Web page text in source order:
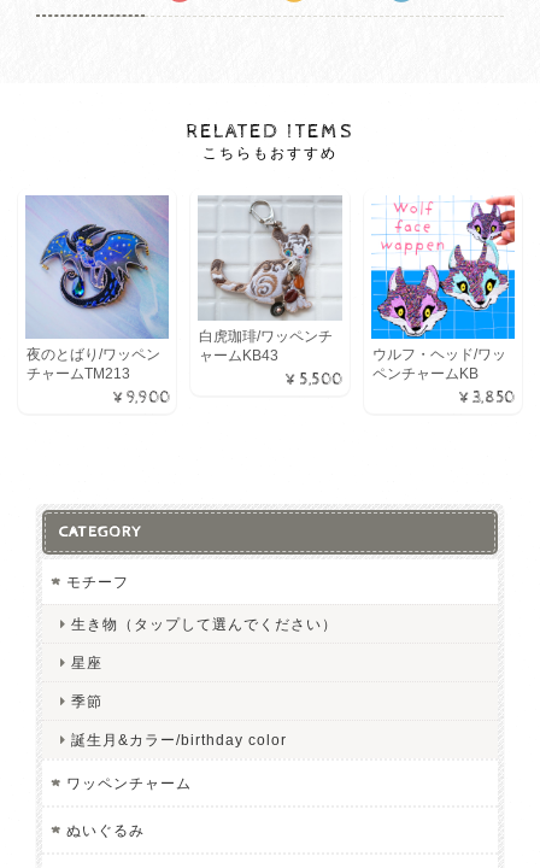
RELATED ITEMS
こちらもおすすめ
夜のとばり/ワッペン
チャームTM213
¥9,900
白虎珈琲/ワッペンチ
ャームKB43
¥5,500
ウルフ・ヘッド/ワッ
ペンチャームKB
¥3,850
CATEGORY
モチーフ
生き物（タップして選んでください）
星座
季節
誕生月&カラー/birthday color
ワッペンチャーム
ぬいぐるみ